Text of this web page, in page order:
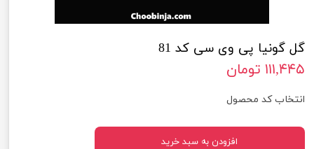
گل گونیا پی وی سی کد 81
۱۱۱,۴۴۵ تومان
انتخاب کد محصول
افزودن به سبد خرید